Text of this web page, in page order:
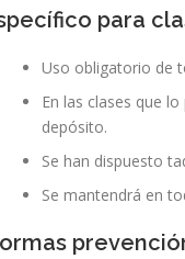
para
Uso obligatorio de
En las clases que
depósito.
Se han dispuesto
Se mantendrá en